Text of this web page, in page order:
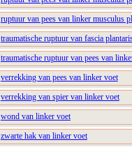
ruptuur van pees van linker musculus
traumatische ruptuur van fascia
traumatische ruptuur van pees van
verrekking van pees van linker voet
verrekking van spier van linker voet
wond van linker voet
zwarte hak van linker voet